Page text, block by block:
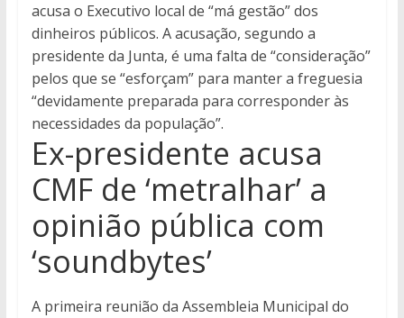
acusa o Executivo local de “má gestão” dos
dinheiros públicos. A acusação, segundo a
presidente da Junta, é uma falta de “consideração”
pelos que se “esforçam” para manter a freguesia
“devidamente preparada para corresponder às
necessidades da população”.
Ex-presidente acusa
CMF de ‘metralhar’ a
opinião pública com
‘soundbytes’
A primeira reunião da Assembleia Municipal do